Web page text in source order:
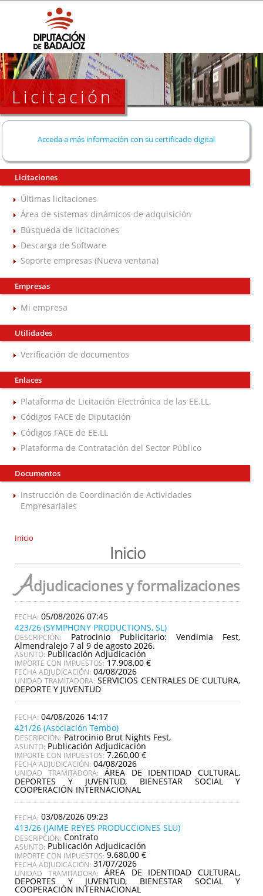
Licitación
Acceda a más información con su certificado digital
Licitaciones
Últimas licitaciones
Área de sistemas dinámicos de adquisición
Búsqueda de licitaciones
Descarga de Software
Soporte empresas (Nueva ventana)
Empresas
Mi empresa
Utilidades
Verificación de documentos
Enlaces
Plataforma de Licitación Electrónica de las EE.LL.
Códigos FACE de Diputación
Códigos FACE de EE.LL
Plataforma de Contratación del Sector Público
Documentos
Instrucción de Coordinación de Actividades
Empresariales
Inicio
Inicio
Adjudicaciones y formalizaciones
05/08/2026 07:45
423/26 (SYMPHONY PRODUCTIONS, SL)
DESCRIPCIÓN: Patrocinio Publicitario: Vendimia Fest,
Almendralejo 7 al 9 de agosto 2026.
ASUNTO: Publicación Adjudicación
IMPORTE CON IMPUESTOS: 17.908,00 €
FECHA ADJUDICACIÓN: 04/08/2026
UNIDAD TRAMITADORA: SERVICIOS CENTRALES DE CULTURA,
DEPORTE Y JUVENTUD
04/08/2026 14:17
421/26 (Asociación Tembo)
DESCRIPCIÓN: Patrocinio Brut Nights Fest,
ASUNTO: Publicación Adjudicación
IMPORTE CON IMPUESTOS: 7.260,00 €
FECHA ADJUDICACIÓN: 04/08/2026
UNIDAD TRAMITADORA: ÁREA DE IDENTIDAD CULTURAL,
DEPORTES Y JUVENTUD, BIENESTAR SOCIAL Y
COOPERACIÓN INTERNACIONAL
03/08/2026 09:23
413/26 (JAIME REYES PRODUCCIONES SLU)
DESCRIPCIÓN: Contrato
ASUNTO: Publicación Adjudicación
IMPORTE CON IMPUESTOS: 9.680,00 €
FECHA ADJUDICACIÓN: 31/07/2026
UNIDAD TRAMITADORA: ÁREA DE IDENTIDAD CULTURAL,
DEPORTES Y JUVENTUD, BIENESTAR SOCIAL Y
COOPERACIÓN INTERNACIONAL